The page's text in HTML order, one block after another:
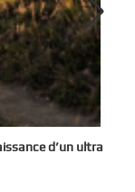
d’un ultra